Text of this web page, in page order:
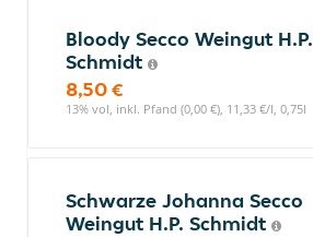
Bloody Secco Weingut H.P.
Schmidt
8,50 €
13% vol, inkl. Pfand (0,00 €), 11,33 €/l, 0,75l
Schwarze Johanna Secco
Weingut H.P. Schmidt